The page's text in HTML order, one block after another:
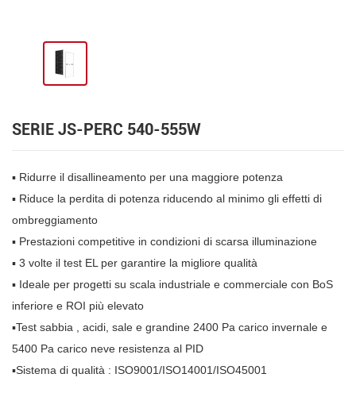
SERIE JS-PERC 540-555W
▪ Ridurre il disallineamento per una maggiore potenza
▪ Riduce la perdita di potenza riducendo al minimo gli effetti di
ombreggiamento
▪ Prestazioni competitive in condizioni di scarsa illuminazione
▪ 3 volte il test EL per garantire la migliore qualità
▪ Ideale per progetti su scala industriale e commerciale con BoS
inferiore e ROI più elevato
▪Test sabbia
, acidi, sale e grandine 2400 Pa carico invernale e
5400 Pa carico neve resistenza al PID
▪Sistema di qualità : ISO9001/ISO14001/ISO45001